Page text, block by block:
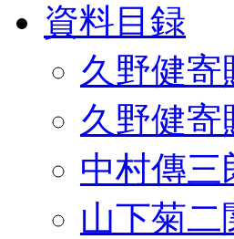
資料目録
久野健寄
久野健
中村傳三
山下菊二